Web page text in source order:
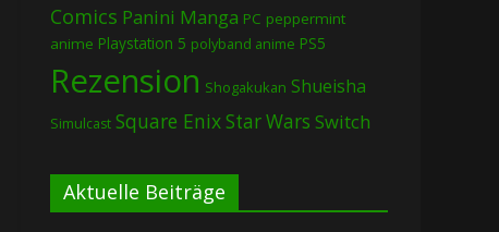
Comics Panini Manga PC peppermint
anime Playstation 5 polyband anime PS5
Rezension Shogakukan Shueisha
Simulcast Square EnixStar Wars Switch
Aktuelle Beiträge